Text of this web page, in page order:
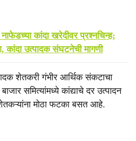
कांदा खरेदीवर प्रश्नचिन्ह;
कांदा उत्पादक संघटनेची मागणी
शेतकरी गंभीर आर्थिक संकटाचा
समित्यांमध्ये कांद्याचे दर उत्पादन
शेतकऱ्यांना मोठा फटका बसत आहे.